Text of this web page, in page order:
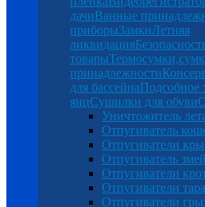
дачиВанные
приборыЗамкиЛетняя
ликвидация
товары
принадлежности
для бассейнаПодсобное
яицСушилки для обуви
Уничтожитель
Отпугиватель
Отпугиватели
Отпугиватель змей
Отпугиватели
Отпугиватели
Отпугиватели